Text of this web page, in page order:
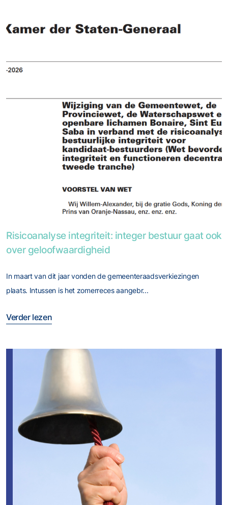
Risicoanalyse integriteit: integer bestuur gaat ook
over geloofwaardigheid
In maart van dit jaar vonden de gemeenteraadsverkiezingen
plaats. Intussen is het zomerreces aangebr...
Verder lezen